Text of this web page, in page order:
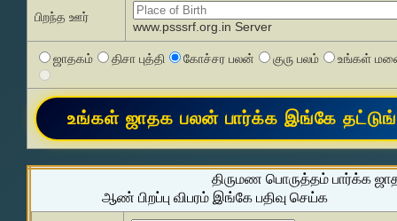
பிறந்த ஊர்
www.psssrf.org.in Server
ஜாதகம் திசா புத்தி கோச்சர பலன் குரு பலம் உங்கள்
திருமண பொருத்தம் பார்க்க
ஆண் பிறப்பு விபரம் இங்கே பதிவு செய்க